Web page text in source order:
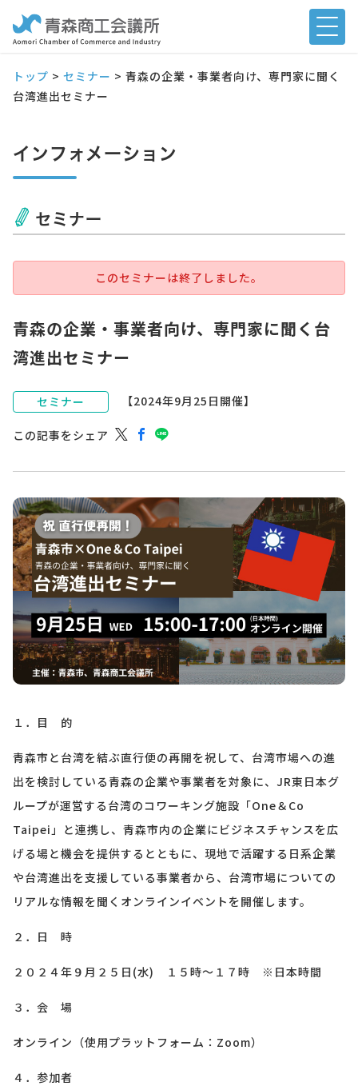
トップ > セミナー > 青森の企業・事業者向け、専門家に聞く
台湾進出セミナー
インフォメーション
セミナー
このセミナーは終了しました。
青森の企業・事業者向け、専門家に聞く台
湾進出セミナー
セミナー 【2024年9月25日開催】
この記事をシェア
１．目 的
青森市と台湾を結ぶ直行便の再開を祝して、台湾市場への進
出を検討している青森の企業や事業者を対象に、 JR東日本グ
ループが運営する台湾のコワーキング施設「One＆ Co
Taipei」と連携し、青森市内の企業にビジネスチャンスを広
げる場と機会を提供するとともに、現地で活躍する日系企業
や台湾進出を支援している事業者から、台湾市場についての
リアルな情報を聞くオンラインイベントを開催します。
２． 日 時
２０２４年９月２５日 (水) １５時〜１７時 ※日本時間
３．会 場
オンライン（使用プラットフォーム： Zoom）
４．参加者